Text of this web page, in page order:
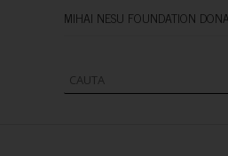
MIHAI NESU